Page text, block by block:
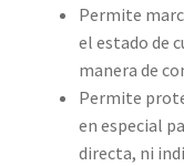
Permite
el estado de
manera de
Permite
en especial
directa, ni